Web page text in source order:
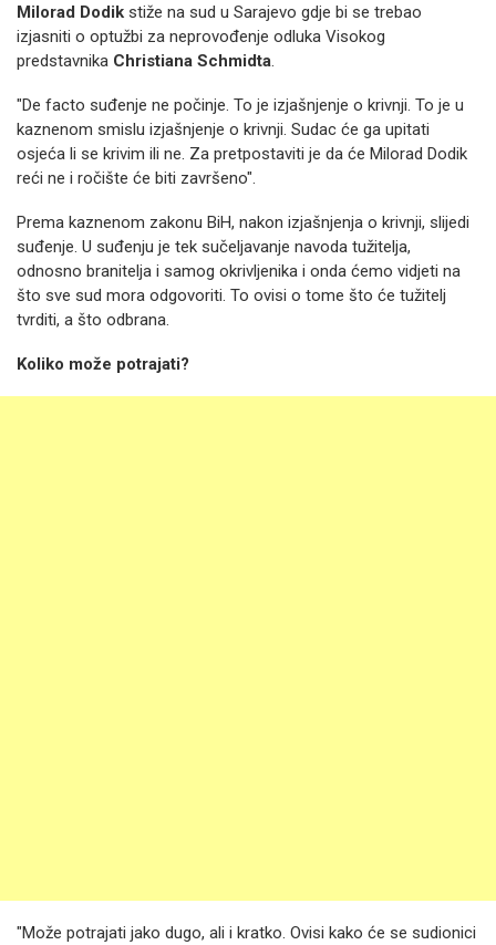
Milorad Dodik stiže na sud u Sarajevo gdje bi se trebao
izjasniti o optužbi za neprovođenje odluka Visokog
predstavnika Christiana Schmidta.
"De facto suđenje ne počinje. To je izjašnjenje o krivnji. To je u
kaznenom smislu izjašnjenje o krivnji. Sudac će ga upitati
osjeća li se krivim ili ne. Za pretpostaviti je da će Milorad Dodik
reći ne i ročište će biti završeno".
Prema kaznenom zakonu BiH, nakon izjašnjenja o krivnji, slijedi
suđenje. U suđenju je tek sučeljavanje navoda tužitelja,
odnosno branitelja i samog okrivljenika i onda ćemo vidjeti na
što sve sud mora odgovoriti. To ovisi o tome što će tužitelj
tvrditi, a što odbrana.
Koliko može potrajati?
"Može potrajati jako dugo, ali i kratko. Ovisi kako će se sudionici